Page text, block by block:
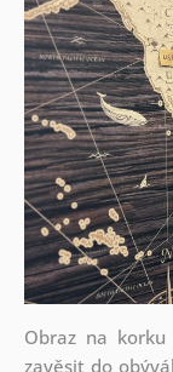
Obraz na
zavěsit do